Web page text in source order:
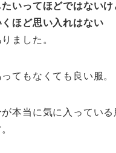
いってほどではない
ほど思い入れはない
ました。
てもなくても良い服。
本当に気に入っている